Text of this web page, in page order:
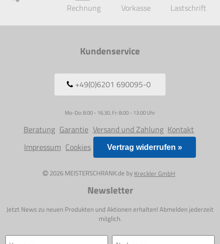
Rechnung
Vorkasse Lastschrift
Kundenservice
+49(0)6201 690095-0
Mo-Do: 8.00 - 16.30, Fr: 8.00 - 13.00 Uhr
Beratung Garantie Versand und Zahlung Kontakt
Impressum Cookies Vertrag widerrufen »
2026 MEISTERSCHRANK.de by Kreckler GmbH
Newsletter
Jetzt News zu neuen Produkten und Aktionen erhalten! Abmelden jederzeit
möglich.